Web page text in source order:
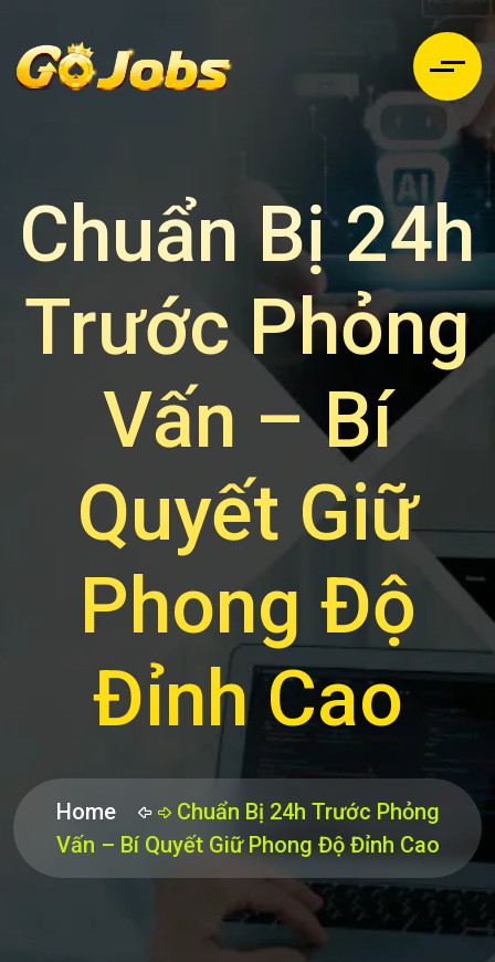
Chuẩn Bị 24h
Trước Phỏng
Vấn – Bí
Quyết Giữ
Phong Độ
Đỉnh Cao
Home
Chuẩn Bị 24h Trước Phỏng
Vấn – Bí Quyết Giữ Phong Độ Đỉnh Cao